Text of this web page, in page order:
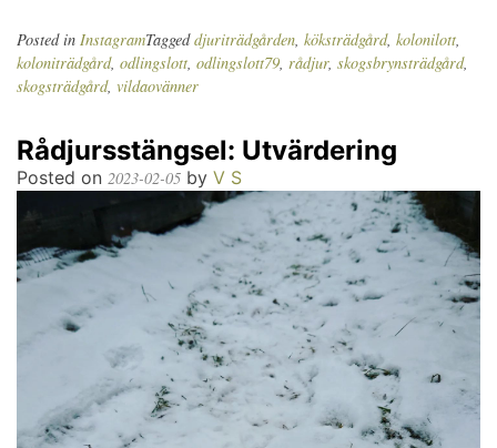
Posted in InstagramTaggeddjuriträdgården, köksträdgård, kolonilott,
koloniträdgård, odlingslott, odlingslott79, rådjur, skogsbrynsträdgård,
skogsträdgård, vildaovänner
Rådjursstängsel: Utvärdering
Posted on 2023-02-05 by V S